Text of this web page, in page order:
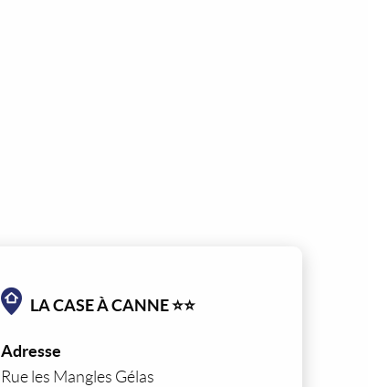
LA CASE À CANNE ⭐⭐
Adresse
Rue les Mangles Gélas